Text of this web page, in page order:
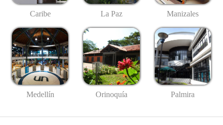
Caribe La Paz Manizales
Medellín Orinoquía Palmira